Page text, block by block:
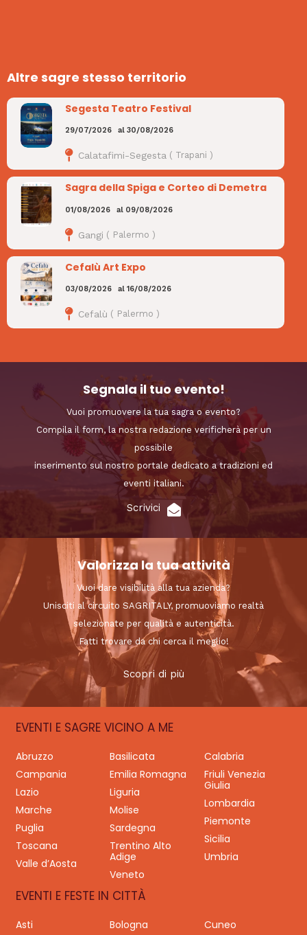
Altre sagre stesso territorio
Segesta Teatro Festival
29/07/2026 al30/08/2026
Calatafimi-Segesta ( Trapani )
Sagra della Spiga e Corteo di Demetra
01/08/2026 al 09/08/2026
Gangi ( Palermo )
Cefalù Art Expo
03/08/2026 al16/08/2026
Cefalù ( Palermo )
Segnala il tuo evento!
Vuoi promuovere la tua sagra o evento?
Compila il form, la nostra redazione verificherà per un
possibile
inserimento sul nostro portale dedicato a tradizioni ed
eventi italiani.
Scrivici
Valorizza la tua attività
Vuoi dare visibilità alla tua azienda?
Unisciti al circuito SAGRITALY, promuoviamo realtà
selezionate per qualità e autenticità.
Fatti trovare da chi cerca il meglio!
Scopri di più
EVENTI E SAGRE VICINO A ME
Abruzzo Basilicata
Calabria
Campania
Emilia Romagna
Friuli Venezia
Giulia
Lazio
Liguria
Lombardia
Marche
Molise
Piemonte
Puglia
Sardegna
Sicilia
Toscana
Trentino Alto
Adige
Umbria
Valle d’Aosta
Veneto
EVENTI E FESTE IN CITTÀ
Asti Bologna
Cuneo